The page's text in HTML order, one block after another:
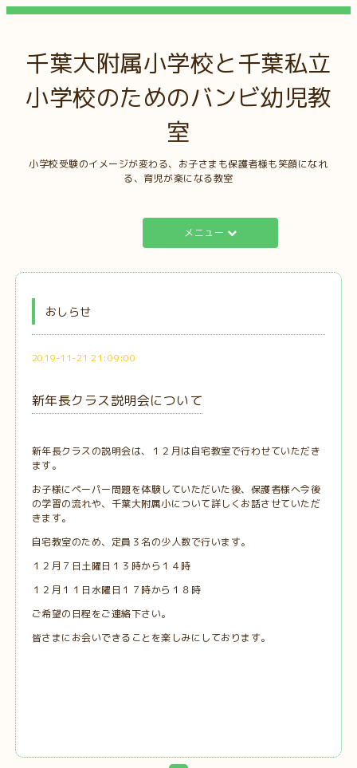
千葉大附属小学校と千葉私立
小学校のためのバンビ幼児教
室
小学校受験のイメージが変わる、お子さまも保護者様も笑顔になれ
る、育児が楽になる教室
メニュー
おしらせ
2019-11-21 21:09:00
新年長クラス説明会について
新年長クラスの説明会は、１２月は自宅教室で行わせていただき
ます。
お子様にペーパー問題を体験していただいた後、保護者様へ今後
の学習の流れや、千葉大附属小について詳しくお話させていただ
きます。
自宅教室のため、定員３名の少人数で行います。
１２月７日土曜日１３時から１４時
１２月１１日水曜日１７時から１８時
ご希望の日程をご連絡下さい。
皆さまにお会いできることを楽しみにしております。